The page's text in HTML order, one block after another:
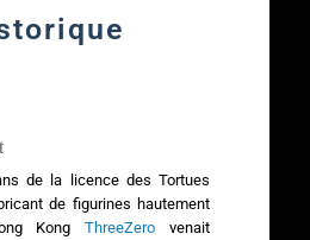
de la licence des Tortues
de figurines hautement
KongThreeZero venait